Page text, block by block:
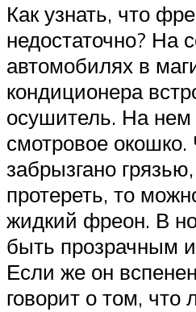
Как узнать, что
недостаточно? На
автомобилях в
кондиционера
осушитель. На нем
смотровое
забрызгано
протереть, то
жидкий фреон. В
быть прозрачным
Если же он
говорит о том, что